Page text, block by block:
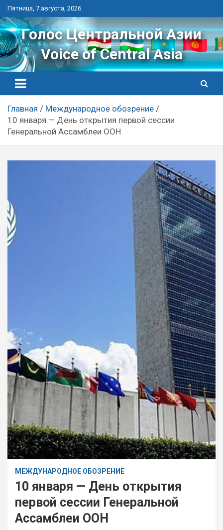
Перейти
к
контенту
Пятница, 7 августа, 2026
Голос Центральной Азии
Voice of Central Asia
Главная
Международное обозрение
10 января — День открытия первой сессии
Генеральной Ассамблеи ООН
МЕЖДУНАРОДНОЕ ОБОЗРЕНИЕ
10 января — День открытия
первой сессии Генеральной
Ассамблеи ООН